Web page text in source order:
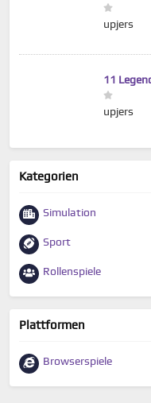
upjers
11
upjers
Kategorien
Simulation
Sport
Rollenspiele
Plattformen
Browserspiele